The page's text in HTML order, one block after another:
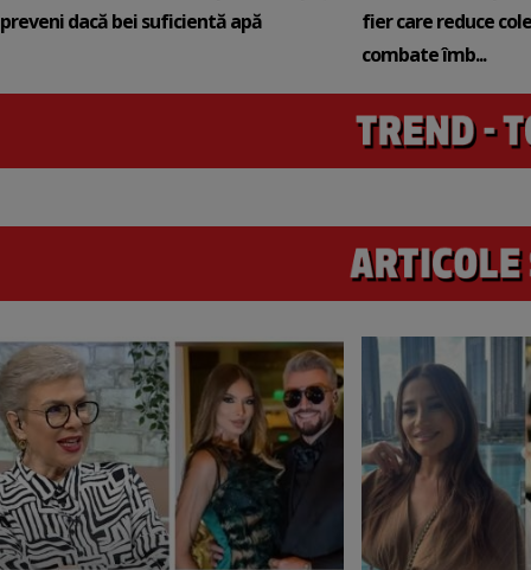
preveni dacă bei suficientă apă
fier care reduce
combate îmb...